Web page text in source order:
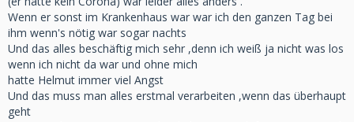
Wenn er sonst im Krankenhaus war war ich den ganzen Tag bei
ihm wenn's nötig war sogar nachts
Und das alles beschäftig mich sehr ,denn ich weiß ja nicht was los
wenn ich nicht da war und ohne mich
hatte Helmut immer viel Angst
Und das muss man alles erstmal verarbeiten ,wenn das überhaupt
geht